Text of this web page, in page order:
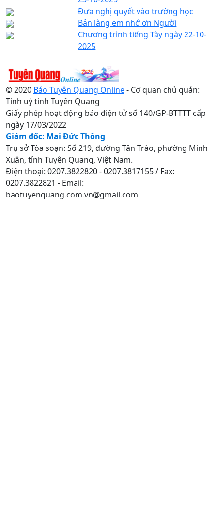
Đưa nghị quyết vào trường học
Bản làng em nhớ ơn Người
Chương trình tiếng Tày ngày 22-10-
2025
© 2020 Báo Tuyên Quang Online- Cơ quan chủ quản:
Tỉnh uỷ tỉnh Tuyên Quang
Giấy phép hoạt động báo điện tử số 140/GP-BTTTT cấp
ngày 17/03/2022
Giám đốc: Mai Đức Thông
Trụ sở Tòa soạn: Số 219, đường Tân Trào, phường Minh
Xuân, tỉnh Tuyên Quang, Việt Nam.
Điện thoại: 0207.3822820 - 0207.3817155 / Fax:
0207.3822821 - Email:
baotuyenquang.com.vn@gmail.com